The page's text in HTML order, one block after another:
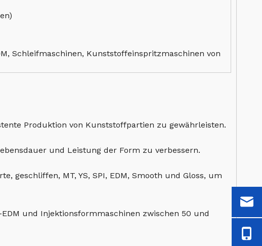
Schleifmaschinen, Kunststoffeinspritzmaschinen von
Produktion von Kunststoffpartien zu gewährleisten.
und Leistung der Form zu verbessern.
geschliffen, MT, YS, SPI, EDM, Smooth und Gloss, um
und Injektionsformmaschinen zwischen 50 und